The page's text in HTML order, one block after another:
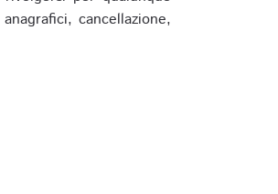
cancellazione,